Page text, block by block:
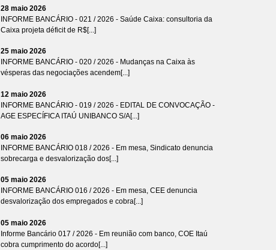
28 maio 2026
INFORME BANCÁRIO - 021 / 2026 - Saúde Caixa: consultoria da
Caixa projeta déficit de R$[...]
25 maio 2026
INFORME BANCÁRIO - 020 / 2026 - Mudanças na Caixa às
vésperas das negociações acendem[...]
12 maio 2026
INFORME BANCÁRIO - 019 / 2026 - EDITAL DE CONVOCAÇÃO -
AGE ESPECÍFICA ITAÚ UNIBANCO S/A[...]
06 maio 2026
INFORME BANCÁRIO 018 / 2026 - Em mesa, Sindicato denuncia
sobrecarga e desvalorização dos[...]
05 maio 2026
INFORME BANCÁRIO 016 / 2026 - Em mesa, CEE denuncia
desvalorização dos empregados e cobra[...]
05 maio 2026
Informe Bancário 017 / 2026 - Em reunião com banco, COE Itaú
cobra cumprimento do acordo[...]